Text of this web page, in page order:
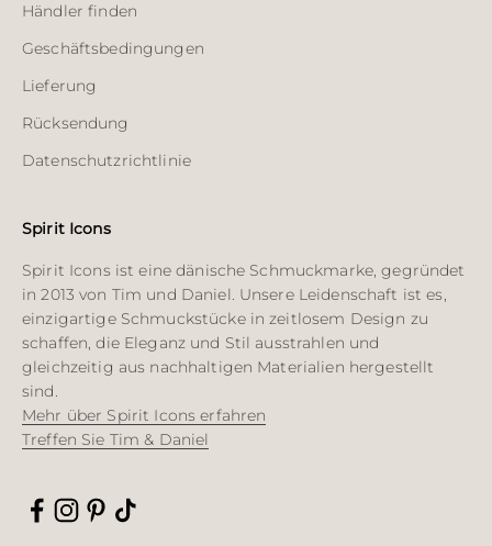
Händler finden
Geschäftsbedingungen
Lieferung
Rücksendung
Datenschutzrichtlinie
Spirit Icons
Spirit Icons ist eine dänische Schmuckmarke, gegründet
in 2013 von Tim und Daniel. Unsere Leidenschaft ist es,
einzigartige Schmuckstücke in zeitlosem Design zu
schaffen, die Eleganz und Stil ausstrahlen und
gleichzeitig aus nachhaltigen Materialien hergestellt
sind.
Mehr über Spirit Icons erfahren
Treffen Sie Tim & Daniel